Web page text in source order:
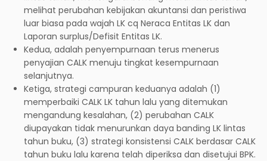
melihat perubahan kebijakan akuntansi dan peristiwa
luar biasa pada wajah LK cq Neraca Entitas LK dan
Laporan surplus/Defisit Entitas LK.
Kedua, adalah penyempurnaan terus menerus
penyajian CALK menuju tingkat kesempurnaan
selanjutnya.
Ketiga, strategi campuran keduanya adalah (1)
memperbaiki CALK LK tahun lalu yang ditemukan
mengandung kesalahan, (2) perubahan CALK
diupayakan tidak menurunkan daya banding LK lintas
tahun buku, (3) strategi konsistensi CALK berdasar CALK
tahun buku lalu karena telah diperiksa dan disetujui BPK.